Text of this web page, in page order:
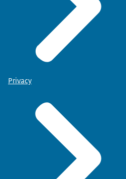
Privacy